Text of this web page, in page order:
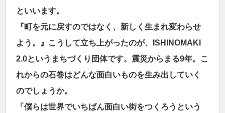
といいます。
『町を元に戻すのではなく、新しく生まれ変わらせ
よう。』こうして立ち上がったのが、ISHINOMAKI
2.0というまちづくり団体です。震災からまる9年。こ
れからの石巻はどんな面白いものを生み出していく
のでしょうか。
「僕らは世界でいちばん面白い街をつくろうという